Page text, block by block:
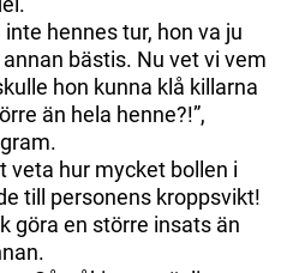
hennes tur, hon va ju
bästis. Nu vet vi vem
hon kunna klå killarna
än hela henne?!”,
veta hur mycket bollen i
till personens kroppsvikt!
göra en större insats än